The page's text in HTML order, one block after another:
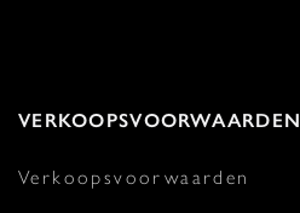
VERKOOPSVOORWAARDEN
Verkoopsvoorwaarden